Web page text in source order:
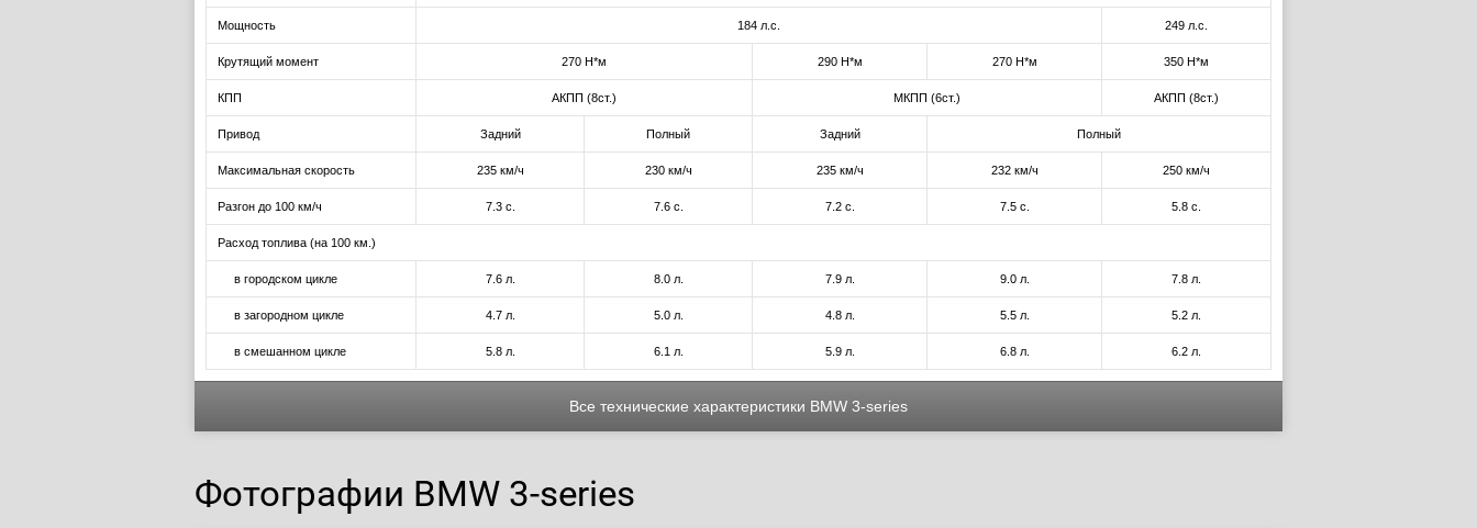
Мощность 184 л.с. 249 л.с.
Крутящий момент 270 Н*м 290 Н*м 270 Н*м 350 Н*м
КПП АКПП (8ст.) МКПП (6ст.) АКПП (8ст.)
Привод Задний Полный Задний Полный
Максимальная скорость 235 км/ч 230 км/ч 235 км/ч 232 км/ч 250 км/ч
Разгон до 100 км/ч 7.3 с. 7.6 с. 7.2 с. 7.5 с. 5.8 с.
Расход топлива (на 100 км.)
в городском цикле 7.6 л. 8.0 л. 7.9 л. 9.0 л. 7.8 л.
в загородном цикле 4.7 л. 5.0 л. 4.8 л. 5.5 л. 5.2 л.
в смешанном цикле 5.8 л. 6.1 л. 5.9 л. 6.8 л. 6.2 л.
Все технические характеристики BMW 3-series
Фотографии BMW 3-series